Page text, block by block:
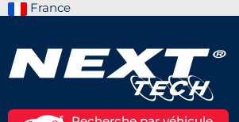
France